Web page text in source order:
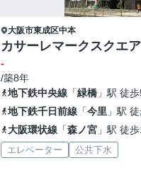
大阪市東成区中本
カサーレマークスクエア
-
/築8年
地下鉄中央線「緑橋」駅 徒
地下鉄千日前線「今里 」駅
大阪環状線「森ノ宮」駅 徒
エレベーター 公共下水